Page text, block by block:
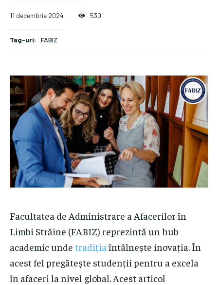
11 decembrie 2024 530
Tag-uri: FABIZ
Facultatea de Administrare a Afacerilor în
Limbi Străine (FABIZ) reprezintă un hub
academic unde tradiția întâlnește inovația. În
acest fel pregătește studenții pentru a excela
în afaceri la nivel global. Acest articol